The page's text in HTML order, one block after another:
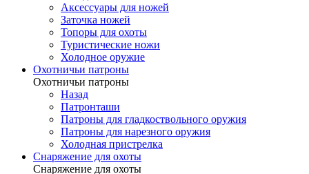
Аксессуары для ножей
Заточка ножей
Топоры для охоты
Туристические ножи
Холодное оружие
Охотничьи патроны
Охотничьи патроны
Назад
Патронташи
Патроны для гладкоствольного оружия
Патроны для нарезного оружия
Холодная пристрелка
Снаряжение для охоты
Снаряжение для охоты